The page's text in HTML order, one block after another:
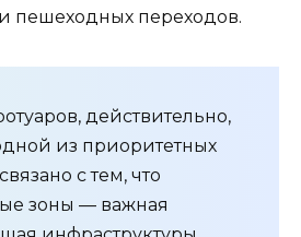
пешеходных переходов.
действительно,
из приоритетных
с тем, что
зоны — важная